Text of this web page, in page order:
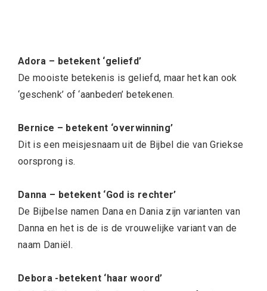
Adora – betekent ‘geliefd’
De mooiste betekenis is geliefd, maar het kan ook
‘geschenk’ of ‘aanbeden’ betekenen.
Bernice – betekent ‘overwinning’
Dit is een meisjesnaam uit de Bijbel die van Griekse
oorsprong is.
Danna – betekent ‘God is rechter’
De Bijbelse namen Dana en Dania zijn varianten van
Danna en het is de is de vrouwelijke variant van de
naam Daniël.
Debora -betekent ‘haar woord’